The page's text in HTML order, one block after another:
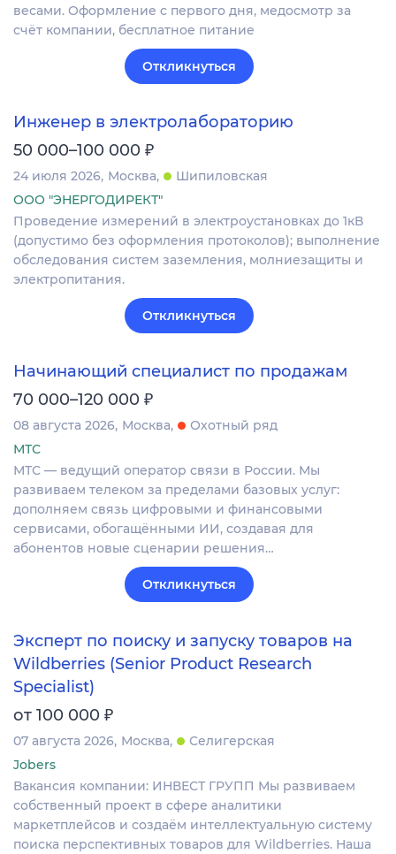
весами. Оформление c первого дня, медосмотр за
счёт компании, бесплатное питание
Откликнуться
Инженер в электролабораторию
50 000–100 000 ₽
24 июля 2026 Москва
Шипиловская
ООО "ЭНЕРГОДИРЕКТ"
Проведение измерений в электроустановках до 1кВ
(допустимо без оформления протоколов); выполнение
обследования систем заземления, молниезащиты и
электропитания.
Откликнуться
Начинающий специалист по продажам
70 000–120 000 ₽
08 августа 2026 Москва
Охотный ряд
МТС
МТС — ведущий оператор связи в России. Мы
развиваем телеком за пределами базовых услуг:
дополняем связь цифровыми и финансовыми
сервисами, обогащёнными ИИ, создавая для
абонентов новые сценарии решения…
Откликнуться
Эксперт по поиску и запуску товаров на
Wildberries (Senior Product Research
Specialist)
от 100 000 ₽
07 августа 2026 Москва
Селигерская
Jobers
Вакансия компании: ИНВЕСТ ГРУПП Мы развиваем
собственный проект в сфере аналитики
маркетплейсов и создаём интеллектуальную систему
поиска перспективных товаров для Wildberries. Наша